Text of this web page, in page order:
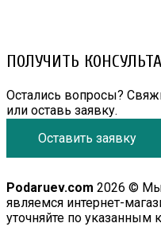
ПОЛУЧИТЬ
Остались вопросы?
или оставь заявку.
Оставить заявку
Podaruev.com 2026 © Мы
являемся интернет-
уточняйте по указанным